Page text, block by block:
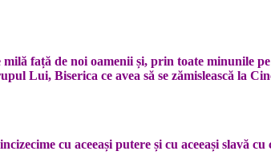
față de noi oamenii și, prin toate minunile
Lui, Biserica ce avea să se zămislească la
cu aceeași putere și cu aceeași slavă